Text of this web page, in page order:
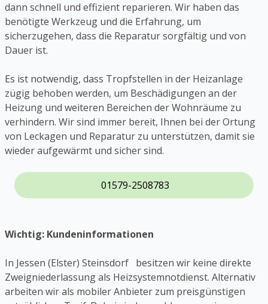
dann schnell und effizient reparieren. Wir haben das
benötigte Werkzeug und die Erfahrung, um
sicherzugehen, dass die Reparatur sorgfältig und von
Dauer ist.
Es ist notwendig, dass Tropfstellen in der Heizanlage
zügig behoben werden, um Beschädigungen an der
Heizung und weiteren Bereichen der Wohnräume zu
verhindern. Wir sind immer bereit, Ihnen bei der Ortung
von Leckagen und Reparatur zu unterstützen, damit sie
wieder aufgewärmt und sicher sind.
01579-2508783
Wichtig: Kundeninformationen
In Jessen (Elster) Steinsdorf besitzen wir keine direkte
Zweigniederlassung als Heizsystemnotdienst. Alternativ
arbeiten wir als mobiler Anbieter zum preisgünstigen